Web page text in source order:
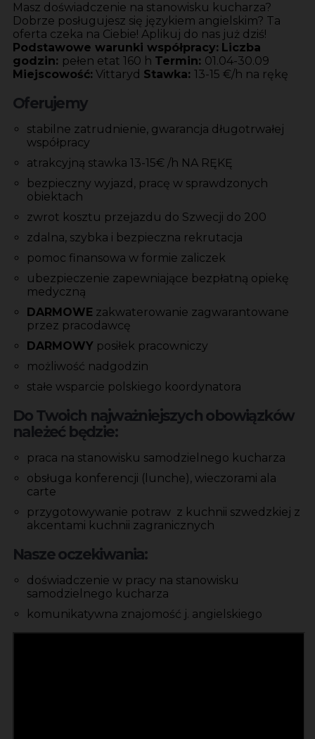
Masz doświadczenie na stanowisku kucharza?
Dobrze posługujesz się językiem angielskim? Ta
oferta czeka na Ciebie! Aplikuj do nas już dziś!
Podstawowe warunki współpracy: Liczba
godzin: pełen etat 160 h Termin: 01.04-30.09
Miejscowość: Vittaryd Stawka: 13-15 €/h na rękę
Oferujemy
stabilne zatrudnienie, gwarancja długotrwałej
współpracy
atrakcyjną stawka 13-15€ /h NA RĘKĘ
bezpieczny wyjazd, pracę w sprawdzonych
obiektach
zwrot kosztu przejazdu do Szwecji do 200
zdalna, szybka i bezpieczna rekrutacja
pomoc finansowa w formie zaliczek
ubezpieczenie zapewniające bezpłatną opiekę
medyczną
DARMOWE zakwaterowanie zagwarantowane
przez pracodawcę
DARMOWY posiłek pracowniczy
możliwość nadgodzin
stałe wsparcie polskiego koordynatora
Do Twoich najważniejszych obowiązków
należeć będzie:
praca na stanowisku samodzielnego kucharza
obsługa konferencji (lunche), wieczorami ala
carte
przygotowywanie potraw z kuchnii szwedzkiej z
akcentami kuchnii zagranicznych
Nasze oczekiwania:
doświadczenie w pracy na stanowisku
samodzielnego kucharza
komunikatywna znajomość j. angielskiego